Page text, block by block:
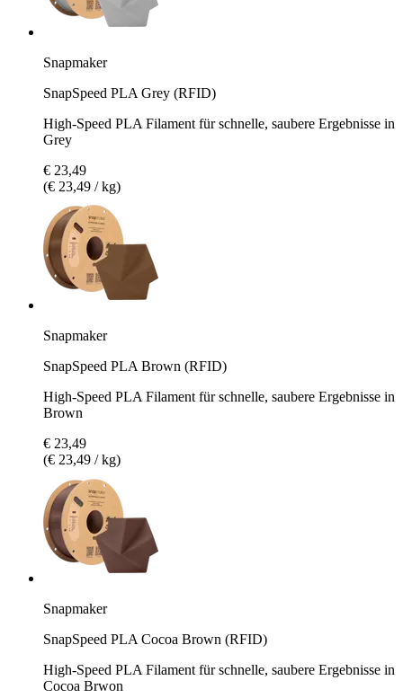
Snapmaker
SnapSpeed PLA Grey (RFID)
High-Speed PLA Filament für schnelle, saubere Ergebnisse in
Grey
€ 23,49
(€ 23,49 / kg)
Snapmaker
SnapSpeed PLA Brown (RFID)
High-Speed PLA Filament für schnelle, saubere Ergebnisse in
Brown
€ 23,49
(€ 23,49 / kg)
Snapmaker
SnapSpeed PLA Cocoa Brown (RFID)
High-Speed PLA Filament für schnelle, saubere Ergebnisse in
Cocoa Brwon